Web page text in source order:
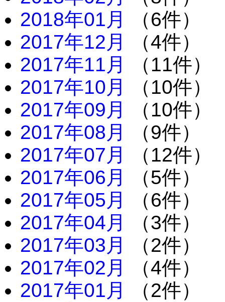
2018年01月
（6件）
2017年12月
（4件）
2017年11月
（11件）
2017年10月
（10件）
2017年09月
（10件）
2017年08月
（9件）
2017年07月
（12件）
2017年06月
（5件）
2017年05月
（6件）
2017年04月
（3件）
2017年03月
（2件）
2017年02月
（4件）
2017年01月
（2件）